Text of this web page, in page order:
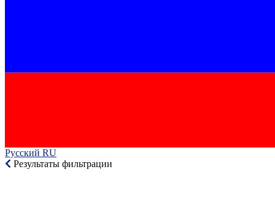
Русский RU‎
Результаты фильтрации